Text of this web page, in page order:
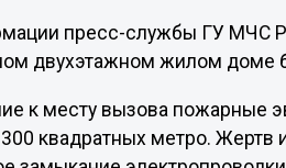
пресс-службы ГУ МЧС
двухэтажном жилом доме
к месту вызова пожарные
квадратных метро. Жертв